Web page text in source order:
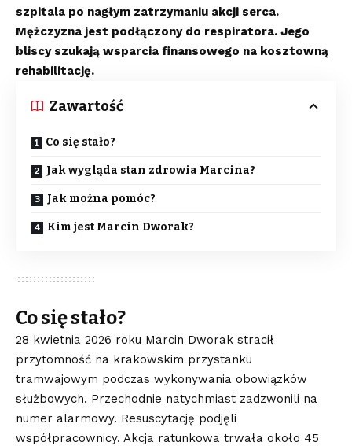
szpitala po nagłym zatrzymaniu akcji serca.
Mężczyzna jest podłączony do respiratora. Jego
bliscy szukają wsparcia finansowego na kosztowną
rehabilitację.
Zawartość
Co się stało?
Jak wygląda stan zdrowia Marcina?
Jak można pomóc?
Kim jest Marcin Dworak?
Co się stało?
28 kwietnia 2026 roku Marcin Dworak stracił
przytomność na krakowskim przystanku
tramwajowym podczas wykonywania obowiązków
służbowych. Przechodnie natychmiast zadzwonili na
numer alarmowy. Resuscytację podjęli
współpracownicy. Akcja ratunkowa trwała około 45